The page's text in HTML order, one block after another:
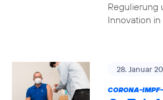
Regulierung
Innovation
28. Januar
CORONA-